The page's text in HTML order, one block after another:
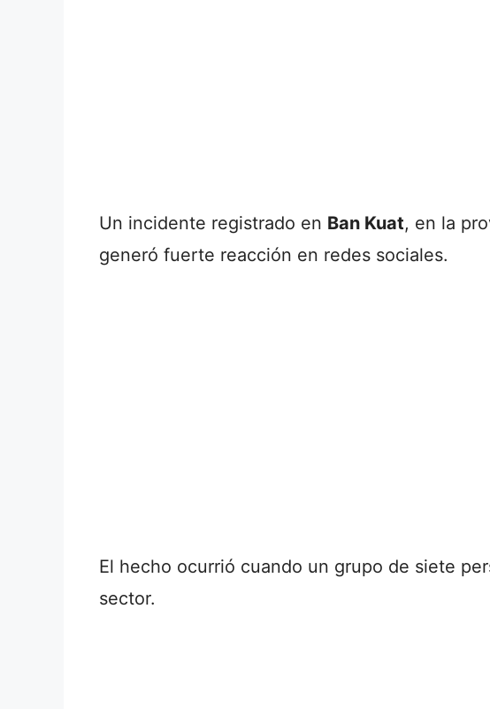
Un incidente registrado en Ban Kuat, en la
generó fuerte reacción en redes sociales.
El hecho ocurrió cuando un grupo de siete
sector.